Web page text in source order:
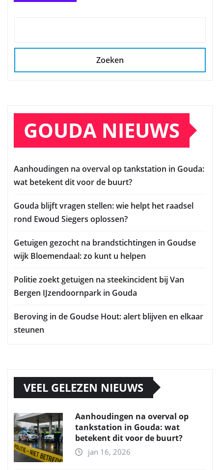
Zoeken
GOUDA NIEUWS
Aanhoudingen na overval op tankstation in Gouda:
wat betekent dit voor de buurt?
Gouda blijft vragen stellen: wie helpt het raadsel
rond Ewoud Siegers oplossen?
Getuigen gezocht na brandstichtingen in Goudse
wijk Bloemendaal: zo kunt u helpen
Politie zoekt getuigen na steekincident bij Van
Bergen IJzendoornpark in Gouda
Beroving in de Goudse Hout: alert blijven en elkaar
steunen
VEEL GELEZEN NIEUWS
Aanhoudingen na overval op
tankstation in Gouda: wat
betekent dit voor de buurt?
jan 16, 2026